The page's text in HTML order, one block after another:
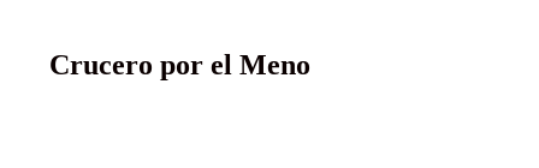
Crucero por el Meno